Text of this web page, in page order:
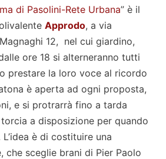
di Pasolini-Rete Urbana” è il
Approdo, a via
12, nel cui giardino,
ore 18 si alterneranno tutti
prestare la loro voce al ricordo
è aperta ad ogni proposta,
e si protrarrà fino a tarda
a disposizione per quando
è di costituire una
che sceglie brani di Pier Paolo